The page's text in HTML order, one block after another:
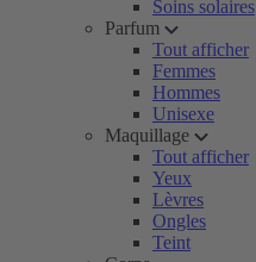
Soins solaires
Parfum
Tout afficher
Femmes
Hommes
Unisexe
Maquillage
Tout afficher
Yeux
Lèvres
Ongles
Teint